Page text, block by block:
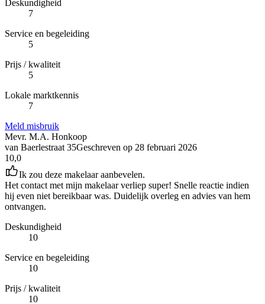
Deskundigheid
7
Service en begeleiding
5
Prijs / kwaliteit
5
Lokale marktkennis
7
Meld misbruik
Mevr. M.A. Honkoop
van Baerlestraat 35Geschreven op 28 februari 2026
10,0
Ik zou deze makelaar aanbevelen.
Het contact met mijn makelaar verliep super! Snelle reactie indien
hij even niet bereikbaar was. Duidelijk overleg en advies van hem
ontvangen.
Deskundigheid
10
Service en begeleiding
10
Prijs / kwaliteit
10